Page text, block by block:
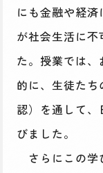
にも金融や経
が社会生活に不
た。授業では、
的に、生徒た
認）を通して
びました。
さらにこの学